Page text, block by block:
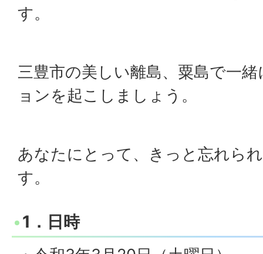
す。
三豊市の美しい離島、粟島で一
ョンを起こしましょう。
あなたにとって、きっと忘れら
す。
1．日時